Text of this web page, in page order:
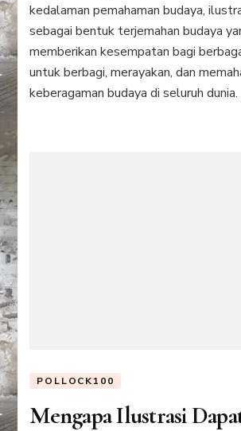
kedalaman pemahaman budaya,
sebagai bentuk terjemahan budaya
memberikan kesempatan bagi
untuk berbagi, merayakan, dan
keberagaman budaya di seluruh dunia.
POLLOCK100
Mengapa Ilustrasi